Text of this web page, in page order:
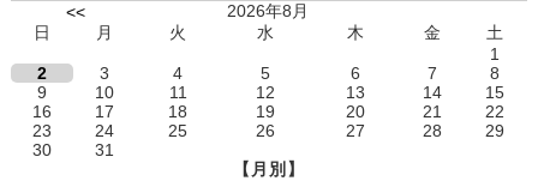
<<
2026年8月
日
月 火 水 木 金
土
1
2
3 4 5 6 7
8
9
10 11 12 13 14
15
16
17 18 19 20 21
22
23
24 25 26 27 28
29
30
31
【月別】